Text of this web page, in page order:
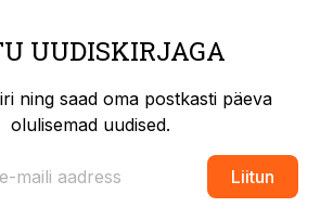
UUDISKIRJAGA
ning saad oma postkasti päeva
olulisemad uudised.
Liitun